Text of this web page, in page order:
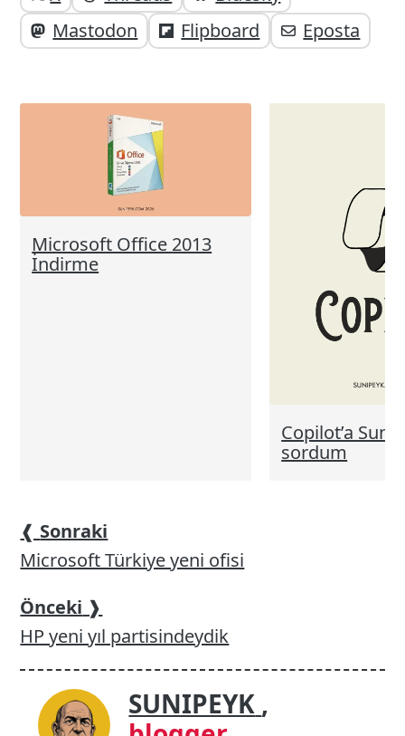
altı
elemanları
paylaşabilirsiniz;
Mastodon
Flipboard Eposta
Microsoft Office 2013
İndirme
Copilot’a
sordum
❰ Sonraki
Microsoft Türkiye yeni ofisi
Önceki ❱
HP yeni yıl partisindeydik
SUNIPEYK ,